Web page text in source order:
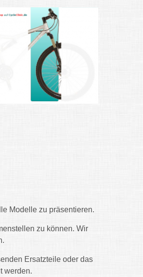
Modelle zu präsentieren.
zu können. Wir
Ersatzteile oder das
werden.